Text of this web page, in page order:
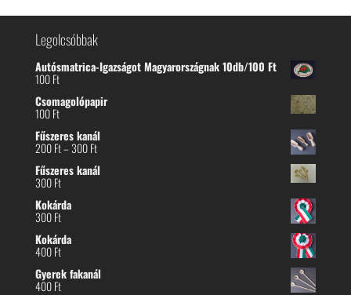
Legolcsóbbak
Autósmatrica-Igazságot Magyarországnak 10db/100 Ft
100Ft
Csomagolópapir
100Ft
Fűszeres kanál
200Ft–300FtÁrtartomány:
-
Fűszeres kanál
300Ft
Kokárda
300Ft
Kokárda
400Ft
Gyerek fakanál
400Ft